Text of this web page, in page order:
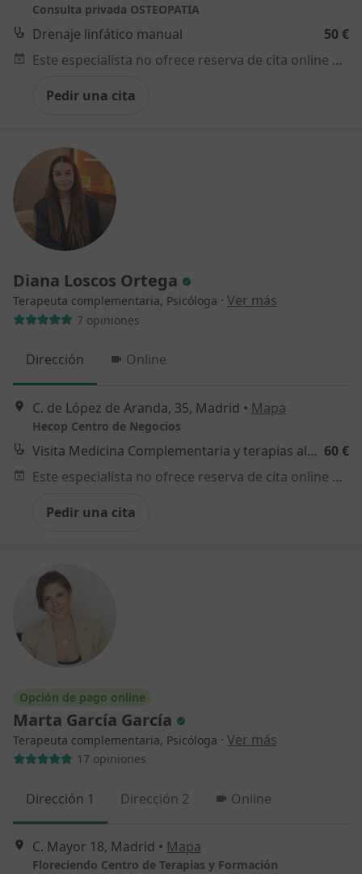
Consulta privada OSTEOPATIA
Drenaje linfático manual
50 €
Este especialista no ofrece reserva de cita online en esta dirección.
Pedir una cita
Diana Loscos Ortega
Terapeuta complementaria, Psicóloga · Ver más
7 opiniones
Dirección Online
C. de López de Aranda, 35, Madrid • Mapa
Hecop Centro de Negocios
Visita Medicina Complementaria y terapias alternativas 60 €
Este especialista no ofrece reserva de cita online en esta dirección.
Pedir una cita
Opción de pago online
Marta García García
Terapeuta complementaria, Psicóloga · Ver más
17 opiniones
Dirección 1 Dirección 2 Online
C. Mayor 18, Madrid • Mapa
Floreciendo Centro de Terapias y Formación